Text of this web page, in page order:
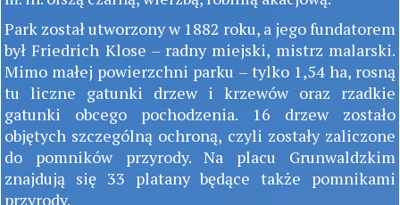
Park został utworzony w 1882 roku, a jego fundatorem
był Friedrich Klose – radny miejski, mistrz malarski.
Mimo małej powierzchni parku – tylko 1,54 ha, rosną
tu liczne gatunki drzew i krzewów oraz rzadkie
gatunki obcego pochodzenia. 16 drzew zostało
objętych szczególną ochroną, czyli zostały zaliczone
do pomników przyrody. Na placu Grunwaldzkim
znajdują się 33 platany będące także pomnikami
przyrody.